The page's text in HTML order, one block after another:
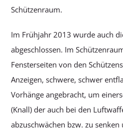
Schützenraum.
Im Frühjahr 2013 wurde auch
abgeschlossen. Im
Fensterseiten von den
Anzeigen, schwere, schwer
Vorhänge angebracht, um
(Knall) der auch bei den
abzuschwächen bzw. zu